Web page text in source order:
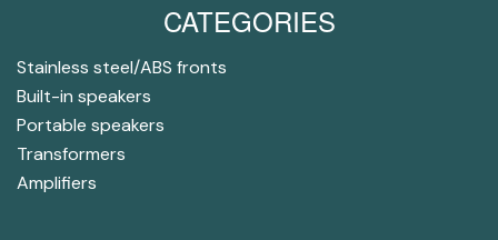
CATEGORIES
Stainless steel/ABS fronts
Built-in speakers
Portable speakers
Transformers
Amplifiers